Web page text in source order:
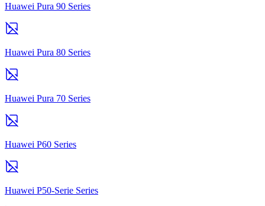
Huawei Pura 90 Series
Huawei Pura 80 Series
Huawei Pura 70 Series
Huawei P60 Series
Huawei P50-Serie Series